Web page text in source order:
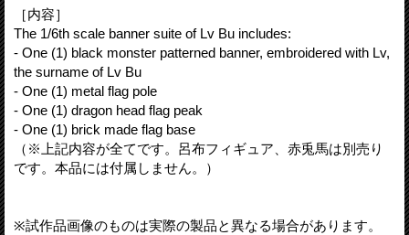
［内容］
The 1/6th scale banner suite of Lv Bu includes:
- One (1) black monster patterned banner, embroidered with Lv,
the surname of Lv Bu
- One (1) metal flag pole
- One (1) dragon head flag peak
- One (1) brick made flag base
（※上記内容が全てです。呂布フィギュア、赤兎馬は別売り
です。本品には付属しません。）
※試作品画像のものは実際の製品と異なる場合があります。